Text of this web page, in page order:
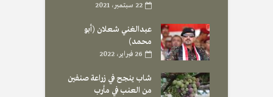
22 سبتمبر، 2021
عبدالغني شعلان (أبو
محمد)
26 فبراير، 2022
شاب ينجح في زراعة صنفين
من العنب في مأرب